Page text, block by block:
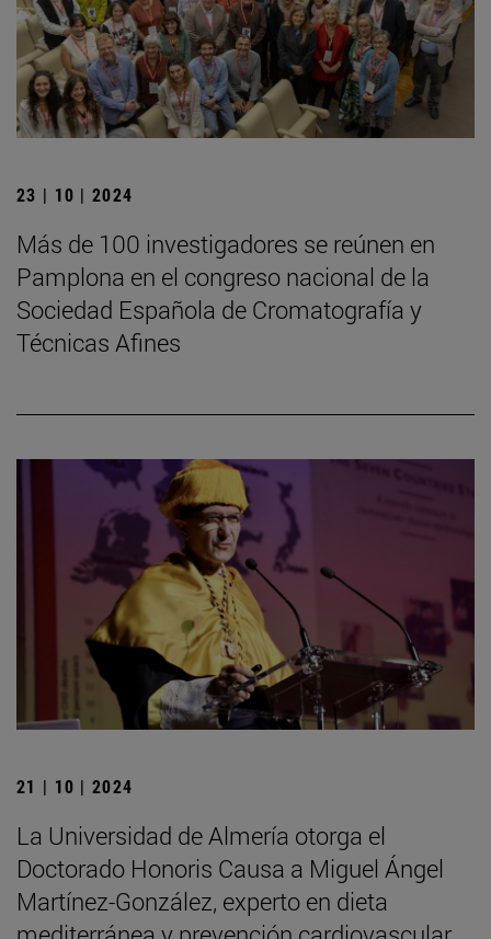
23 | 10 | 2024
Más de 100 investigadores se reúnen en
Pamplona en el congreso nacional de la
Sociedad Española de Cromatografía y
Técnicas Afines
21 | 10 | 2024
La Universidad de Almería otorga el
Doctorado Honoris Causa a Miguel Ángel
Martínez-González, experto en dieta